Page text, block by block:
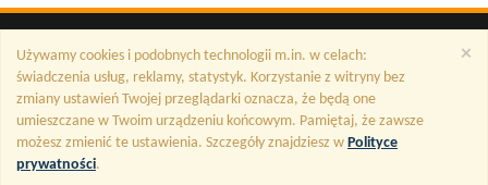
×
Używamy cookies i podobnych technologii m.in. w celach:
świadczenia usług, reklamy, statystyk. Korzystanie z witryny bez
zmiany ustawień Twojej przeglądarki oznacza, że będą one
umieszczane w Twoim urządzeniu końcowym. Pamiętaj, że zawsze
możesz zmienić te ustawienia. Szczegóły znajdziesz w Polityce
prywatności.